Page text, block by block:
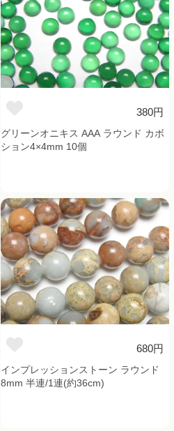
380円
グリーンオニキス AAA ラウンド カボ
ション4×4mm 10個
680円
インプレッションストーン ラウンド
8mm 半連/1連(約36cm)